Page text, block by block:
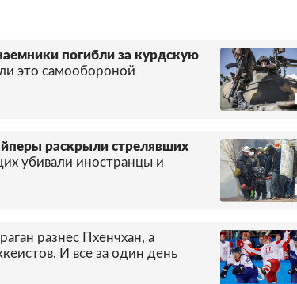
погибли за курдскую
это самообороной
раскрыли стрелявших
убивали иностранцы и
разнес Пхенчхан, а
И все за один день